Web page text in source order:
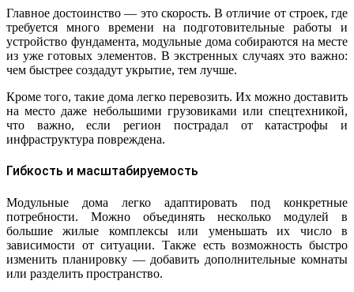
Главное достоинство — это скорость. В отличие от строек, где
требуется много времени на подготовительные работы и
устройство фундамента, модульные дома собираются на месте
из уже готовых элементов. В экстренных случаях это важно:
чем быстрее создадут укрытие, тем лучше.
Кроме того, такие дома легко перевозить. Их можно доставить
на место даже небольшими грузовиками или спецтехникой,
что важно, если регион пострадал от катастрофы и
инфраструктура повреждена.
Гибкость и масштабируемость
Модульные дома легко адаптировать под конкретные
потребности. Можно объединять несколько модулей в
большие жилые комплексы или уменьшать их число в
зависимости от ситуации. Также есть возможность быстро
изменить планировку — добавить дополнительные комнаты
или разделить пространство.